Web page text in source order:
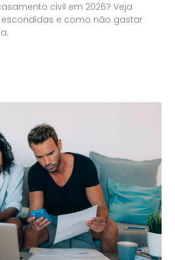
civil em 2026? Veja
escondidas e como não gastar